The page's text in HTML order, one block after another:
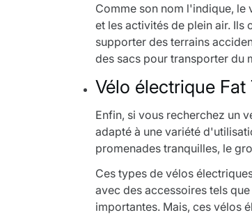
Comme son nom l'indique, le
et les activités de plein air. Ils
supporter des terrains
des sacs pour transporter du
Vélo électrique
Enfin, si vous recherchez un
adapté à une variété
promenades tranquilles, le
Ces types de vélos
avec des accessoires tels
importantes. Mais, ces vélos